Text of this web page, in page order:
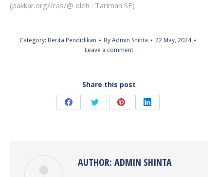
(pakkar.org//ras/@ oleh : Tariman SE)
Category: Berita Pendidikan ByAdmin Shinta
22 May, 2024
Leave a comment
Share this post
Share Share Share Share
AUTHOR: ADMIN SHINTA